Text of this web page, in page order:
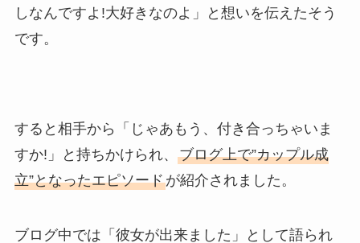
しなんですよ!大好きなのよ」と想いを伝えたそう
です。
すると相手から「じゃあもう、付き合っちゃいま
すか!」と持ちかけられ、 ブログ上で”カップル成
立”となったエピソードが紹介されました。
ブログ中では「彼女が出来ました」として語られ